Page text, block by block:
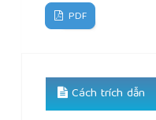
PDF
Cách trích dẫn